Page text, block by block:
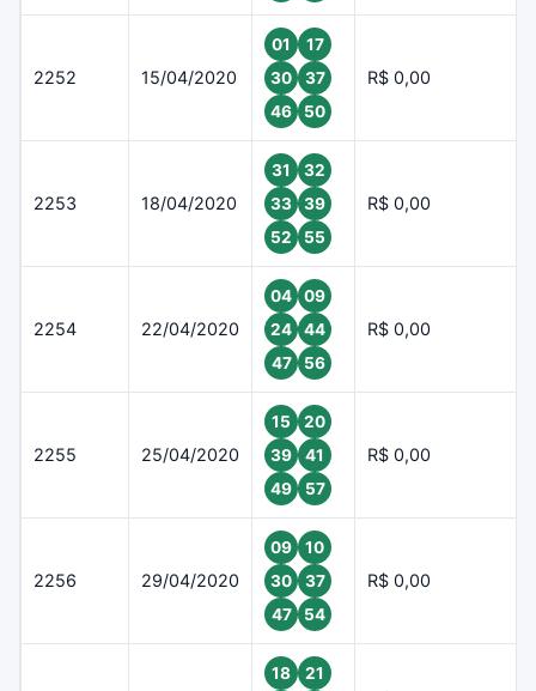
2252 15/04/2020
01
17
30
37
46
50
R$ 0,00
2253 18/04/2020
31
32
33
39
52
55
R$ 0,00
2254 22/04/2020
04
09
24
44
47
56
R$ 0,00
2255 25/04/2020
15
20
39
41
49
57
R$ 0,00
2256 29/04/2020
09
10
30
37
47
54
R$ 0,00
18
21